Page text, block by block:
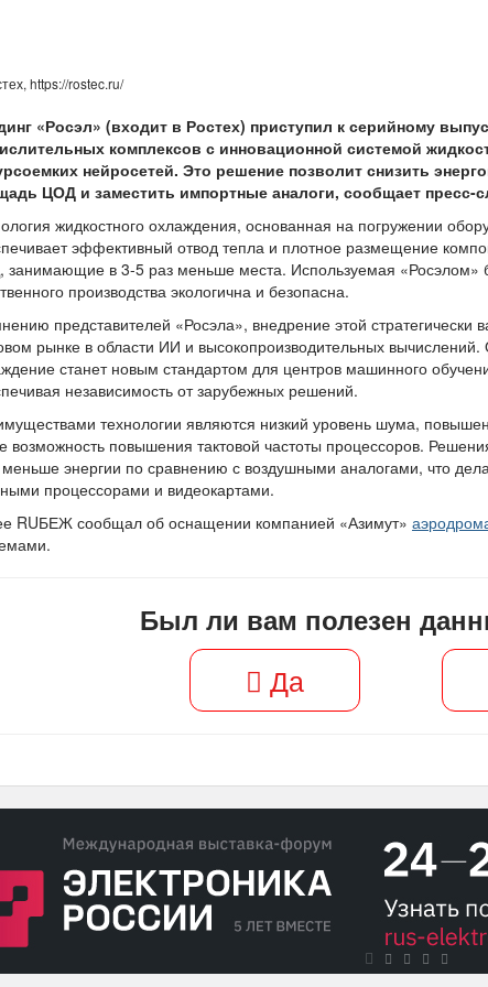
https://rostec.ru/
«Росэл» (входит в Ростех) приступил к серийному
комплексов с инновационной системой
нейросетей. Это решение позволит снизить
ЦОД и заместить импортные аналоги, сообщает пресс-
жидкостного охлаждения, основанная на погружении
эффективный отвод тепла и плотное размещение
в 3-5 раз меньше места. Используемая «Росэлом»
производства экологична и безопасна.
представителей «Росэла», внедрение этой стратегически
рынке в области ИИ и высокопроизводительных
станет новым стандартом для центров машинного
независимость от зарубежных решений.
технологии являются низкий уровень шума,
возможность повышения тактовой частоты процессоров.
энергии по сравнению с воздушными аналогами, что
процессорами и видеокартами.
RUБЕЖ сообщал об оснащении компанией «Азимут»
Был ли вам полезен
Да